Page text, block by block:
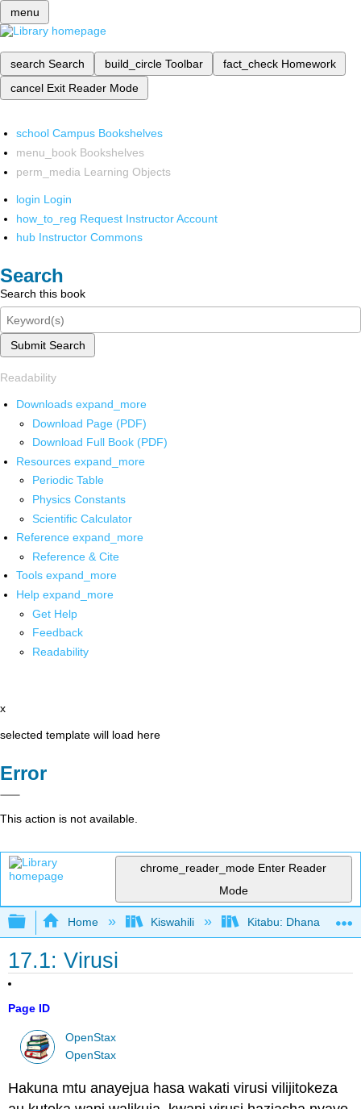
menu
search Search build_circle Toolbar fact_check Homework
cancel Exit Reader Mode
school Campus Bookshelves
menu_book Bookshelves
perm_media Learning Objects
login Login
how_to_reg Request Instructor Account
hub Instructor Commons
Search
Search this book
Submit Search
Readability
Downloads expand_more
Download Page (PDF)
Download Full Book (PDF)
Resources expand_more
Periodic Table
Physics Constants
Scientific Calculator
Reference expand_more
Reference & Cite
Tools expand_more
Help expand_more
Get Help
Feedback
Readability
x
selected template will load here
Error
This action is not available.
chrome_reader_mode Enter Reader
Mode
Expand/collapse global hierarchy
Home Kiswahili Kitabu: Dhana katika
17.1: Virusi
Page ID
OpenStax
OpenStax
Hakuna mtu anayejua hasa wakati virusi vilijitokeza